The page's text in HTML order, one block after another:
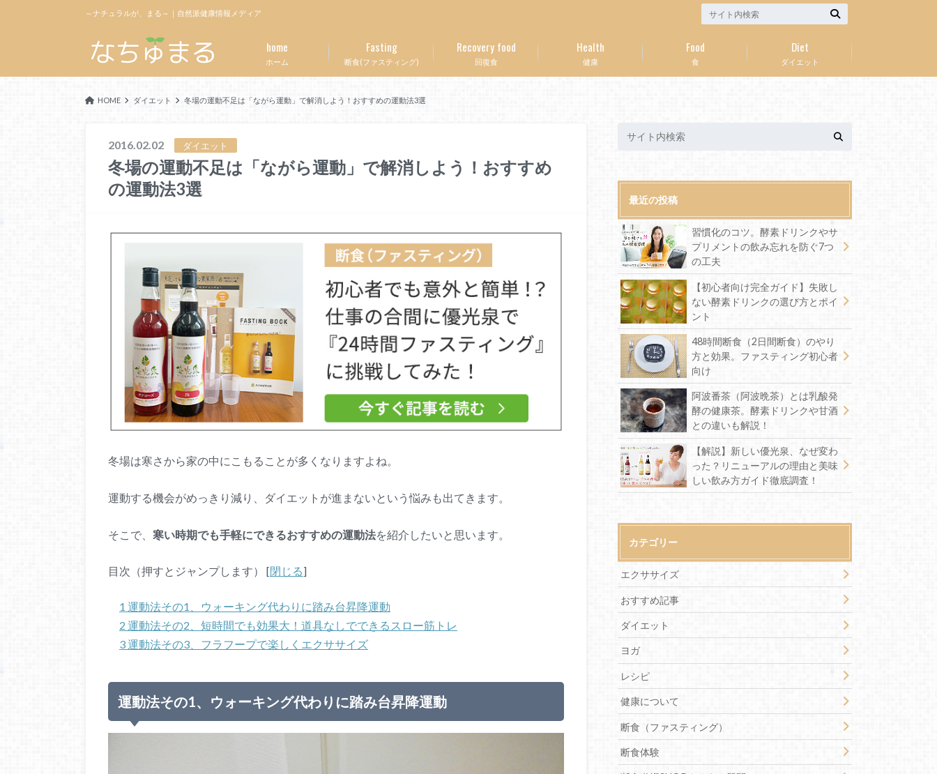
～ナチュラルが、まる～｜自然派健康情報メディア
ホーム
home
断食(ファスティング)
Fasting
回復食
Recovery food
健康
Health
食
Food
ダイエット
Diet
HOME ダイエット 冬場の運動不足は「ながら運動」で解消しよう！おすすめの運動法3選
2016.02.02 ダイエット
冬場の運動不足は「ながら運動」で解消しよう！おすすめ
の運動法3選
冬場は寒さから家の中にこもることが多くなりますよね。
運動する機会がめっきり減り、ダイエットが進まないという悩みも出てきます。
そこで、 寒い時期でも手軽にできるおすすめの運動法を紹介したいと思います。
目次（押すとジャンプします） [閉じる]
1 運動法その1、ウォーキング代わりに踏み台昇降運動
2 運動法その2、短時間でも効果大！道具なしでできるスロー筋トレ
3運動法その3、フラフープで楽しくエクササイズ
運動法その1、ウォーキング代わりに踏み台昇降運動
最近の投稿
習慣化のコツ。酵素ドリンクやサ
プリメントの飲み忘れを防ぐ7つ
の工夫
【初心者向け完全ガイド】失敗し
ない酵素ドリンクの選び方とポイ
ント
48時間断食（2日間断食）のやり
方と効果。ファスティング初心者
向け
阿波番茶（阿波晩茶）とは乳酸発
酵の健康茶。酵素ドリンクや甘酒
との違いも解説！
【解説】新しい優光泉、なぜ変わ
った？リニューアルの理由と美味
しい飲み方ガイド徹底調査！
カテゴリー
エクササイズ
おすすめ記事
ダイエット
ヨガ
レシピ
健康について
断食（ファスティング）
断食体験